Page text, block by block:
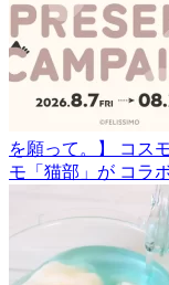
を願って。】 コス
モ「猫部」が コラ